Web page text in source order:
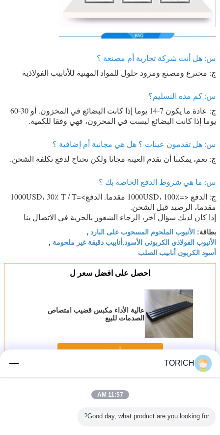
س: هل أنت شركة تجارية أم مصنعة ؟
ج: مخترع ومصنع ومزود حلول للمواد المهنية للأنابيب الفولاذية
س: كم مدة التسليم؟
ج: عادة ما يكون 7-14 يوما إذا كانت البضائع في المخزون. أو 30-60
يوما إذا كانت البضائع ليست في المخزون، فهي وفقا للكمية.
س: هل تقدمون عينات ؟ هل هي مجانية أم إضافية ؟
ج: نعم، يمكننا أن نقدم العينة مجانا ولكن تحتاج لدفع تكلفة الشحن.
س: ما هي شروط الدفع الخاصة بك ؟
ج: الدفع <=1000USD، 100٪ مقدما. الدفع>=1000USD، 30٪ T / T
مقدما، الرصيد قبل الشحن.
إذا كان لديك سؤال آخر، الرجاء الشعور بالحرية في الاتصال بنا
بطاقة: الأنبوب الملحوم المسحوب على البارد ,
الأنبوب الفولاذي الكربوني الأسود,أنابيب دقيقة غير ملحومة ,
أسود الكربون أنابيب الصلب
احصل على افضل سعر ل
عالية الأداء مكبس قضيب امتصاص
الصدمات للبيع
استمر
أكثرسلس أنابيب الصلب الدقة
TORICH
11:57 AM
Good day, what product are you looking for?